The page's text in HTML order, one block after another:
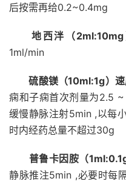
后按需再给0.2~0.4mg
地西泮（
1ml/min
硫酸镁（10ml:1g）速
痫和子痫首次剂量为2.5
缓慢静脉注射5min ,以每
时内经药总量不超过30g
普鲁卡因胺（
静脉推注5min ,必要时每